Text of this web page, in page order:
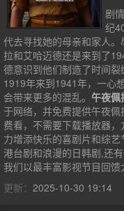
剧情
纪
代去寻找她的母亲和家人
拉和艾哈迈德还是来到了
德意识到他们制造了时间
1919年来到1941年，一心
会带来更多的混乱。 午夜佩
于网络，并免费提供午夜佩
费看，不需要下载播放器
力增添快乐的喜剧片和综
港台剧和浪漫的日韩剧,还
我们以最丰富影视节目回馈
更新： 2025-10-30 19:14